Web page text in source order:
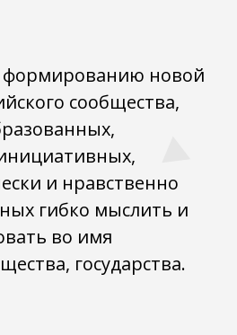
формированию новой
сообщества,
и нравственно
гибко мыслить и
во имя
государства.